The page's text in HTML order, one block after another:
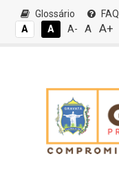
Glossário FAQ
A
A A- A A+